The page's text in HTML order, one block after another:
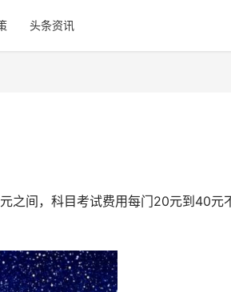
头条资讯
之间，科目考试费用每门20元到40元